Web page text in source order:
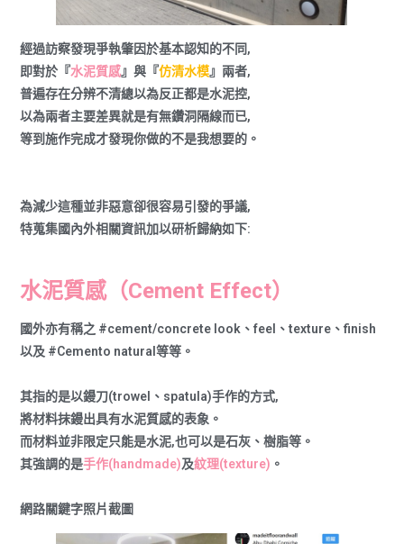
經過訪察發現爭執肇因於基本認知的不同,
即對於『水泥質感』與『仿清水模』兩者,
普遍存在分辨不清總以為反正都是水泥控,
以為兩者主要差異就是有無鑽洞隔線而已,
等到施作完成才發現你做的不是我想要的。
為減少這種並非惡意卻很容易引發的爭議,
特蒐集國內外相關資訊加以研析歸納如下:
水泥質感（Cement Effect）
國外亦有稱之 #cement/concrete look、feel、texture、finish
以及 #Cemento natural等等。
其指的是以鏝刀(trowel、spatula)手作的方式,
將材料抹鏝出具有水泥質感的表象。
而材料並非限定只能是水泥,也可以是石灰、樹脂等。
其強調的是手作(handmade)及紋理(texture) 。
網路關鍵字照片截圖